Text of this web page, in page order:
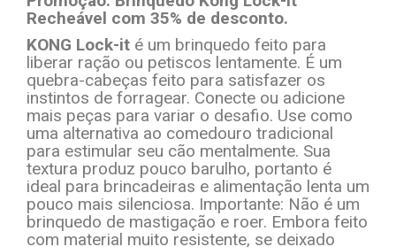
Recheável com 35% de desconto.
KONG Lock-it é um brinquedo feito para
liberar ração ou petiscos lentamente. É um
quebra-cabeças feito para satisfazer os
instintos de forragear. Conecte ou adicione
mais peças para variar o desafio. Use como
uma alternativa ao comedouro tradicional
para estimular seu cão mentalmente. Sua
textura produz pouco barulho, portanto é
ideal para brincadeiras e alimentação lenta um
pouco mais silenciosa. Importante: Não é um
brinquedo de mastigação e roer. Embora feito
com material muito resistente, se deixado